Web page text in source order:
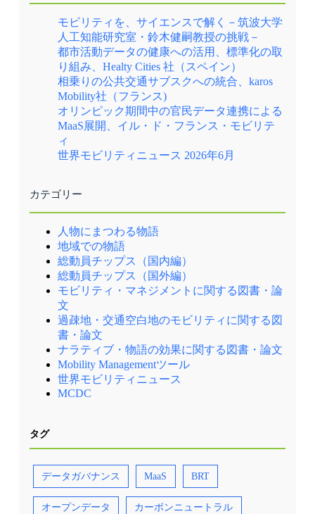
https://kado.shiojiri.com/
Switchは、移動のインターフェースであると同
時に、データが地域に循環する構造、都市運営
の心臓部を担っているのです。 【資料・参考情
②Metropol-Modellregion Mobilität
Hamburg（Hunburg Hochbahn、2023年11月） ③
牧村和彦：ドイツの先進MaaS 移動ルートに応
じて最安値運賃を自動精算（日経クロストレン
ド、2022年7月14日）
あります。 移動に関する様々なデータを集める
だけではなく、例えば、路線バスの遅延状況、
駅周辺の混雑度、シェアサイクルの稼働率など
をまとめて見える化する。すなわちデータを繋
ぐためのプラットフォームを作るためには、
様々な価値観を持つ主体に対して、行政が共感
を生む明確なヴィジョンを示し、リーダーシッ
プをとることが重要になります。 そのために
は、官民の信頼に基づくデータ共有ルールが不
可欠です。交通事業者や民間のモビリティサー
ビス、配車サービスといったプレイヤーが安心
してデータを行政に預けられるよう、利用目的
や利用可能な範囲を明確にする等、 信頼の枠組
みを軸に、分散型で権利を尊重したデータ活用
Modellregion Mobilität Hamburg（Hunburg
Hochbahn、2023年11月）
を一覧にしてお届けします。・MM関連情報
（不定期） 皆様よりいただいた関連イベント
等の情報を配信します。・JCOMM関連情報 毎
年開催しているJCOMMの大会情報や参加情報を
いち早くお届けします。
ポータルサイト『data.gouv.fr』に自動的にデー
タが渡されてしまう前に、市側でデータを整え
ることを目的としています」と言います。 ち
なみに、交通データに関する国のポータルサイ
ト「data.transport.fr」は「data.gouv.fr」のさらに
その先にあり、交通関係のデータは直接
「data.transport.fr」へ提供されるわけではあり
ません。 データを通して、行政の取り組みの
透明性を高めるとともに、市民との対話のツー
ルとして、オープンデータのポータルサイトの
役割の重要性は高まっています。 パリ市役所の
モビリティサービスの先導は女性が中心 実施内
や自転車ルート、歩行者優先レーン、公共空間
電気自動車用充電ポイント「Bélib」のリアルタ
交通に関するもの以外に、財政、市民権、観
光、文化、環境、施設、都市計画に関する様々
なデータが提供されています。 ポータルサイト
のデータカタログ例（出展①） 歩行者優先道路
導入状況の可視化例（出展①） ポイント シ
ェアサイクル3社、シェアスクーター、カーシ
ェアリング等の民間事業者は、利用状況データ
を市へ提供する必要があります。市との公共空
間使用許可の契約の中で定められているからで
す。また、営業を許可されてから、実際に事業
展開が始まる前には、データ授受のテストも実
施するという入念なチェックがなされていま
す。 収集されたデータをデジタル解析の部隊
が解析し、一般の市民でも見れるようにダッシ
ュボード化して提供されています。ちなみにメ
のことです。 カーシェアリングMobilib’のステ
ーション位置の可視化例（出展①） 月別の自転
考情報】 ①ParisData
https://opendata.paris.fr/pages/home/
モビリティを、サイエンスで解く－筑波大学
人工知能研究室・鈴木健嗣教授の挑戦－
都市活動データの健康への活用、標準化の取
り組み、Healty Cities 社（スペイン）
相乗りの公共交通サブスクへの統合、karos
Mobility社（フランス)
オリンピック期間中の官民データ連携による
MaaS展開、イル・ド・フランス・モビリテ
ィ
世界モビリティニュース 2026年6月
カテゴリー
人物にまつわる物語
地域での物語
総動員チップス（国内編）
総動員チップス（国外編）
モビリティ・マネジメントに関する図書・論
文
過疎地・交通空白地のモビリティに関する図
書・論文
ナラティブ・物語の効果に関する図書・論文
Mobility Managementツール
世界モビリティニュース
MCDC
タグ
データガバナンス MaaS BRT
オープンデータ カーボンニュートラル